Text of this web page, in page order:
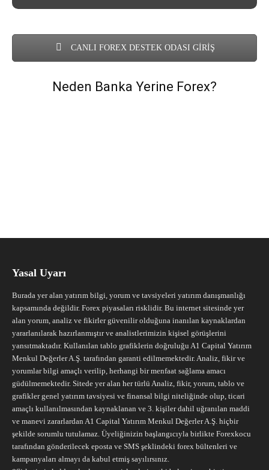
CANLI FOREX DESTEK ODASI GİRİŞ
Neden Banka Yerine Forex?
Yasal Uyarı
Burada yer alan yatırım bilgi, yorum ve tavsiyeleri yatırım danışmanlığı
kapsamında değildir. Forex piyasaları risklidir. Bu internet sitesinde yer
alan yorum, analiz ve fikirler güvenilir olduğuna inanılan kaynaklardan
yararlanılarak hazırlanmıştır ve analistlerimizin kişisel görüşlerini
yansıtmaktadır. Kullanılan tablo grafiklerin doğruluğu A1 Capital Yatırım
Menkul Değerler A.Ş. tarafından garanti edilmemektedir. Analiz, fikir ve
yorumlar bilgi amaçlı verilip, herhangi bir menfaat sağlama amacı
güdülmemektedir. Sitede yer alan her türlü Analiz, fikir, yorum, tablo ve
grafikler genel yatırım tavsiyesi ve finansal bilgi niteliğinde olup, ticari
amaçlı kullanılmasından kaynaklanan ve 3. kişiler dahil uğranılan maddi
ve manevi zararlardan A1 Capital Yatırım Menkul Değerler A.Ş. hiçbir
şekilde sorumlu tutulamaz. Üyeliğinizin başlangıcıyla birlikte Forexkocu
tarafından gönderilecek eposta ve SMS şeklindeki forex bültenleri ve
kampanyaları almayı da kabul etmiş sayılırsınız.